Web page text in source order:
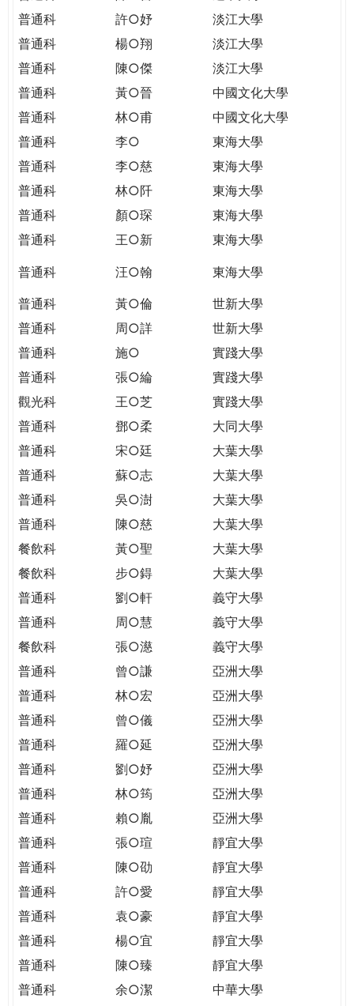
普通科
許○妤
淡江大學
普通科
楊○翔
淡江大學
普通科
陳○傑
淡江大學
普通科
黃○晉
中國文化大學
普通科
林○甫
中國文化大學
普通科
李○
東海大學
普通科
李○慈
東海大學
普通科
林○阡
東海大學
普通科
顏○琛
東海大學
普通科
王○新 東海大學
普通科 汪○翰
東海大學
普通科
黃○倫
世新大學
普通科
周○詳
世新大學
普通科
施○
實踐大學
普通科
張○綸
實踐大學
觀光科
王○芝
實踐大學
普通科
鄧○柔
大同大學
普通科
宋○廷
大葉大學
普通科
蘇○志
大葉大學
普通科
吳○澍
大葉大學
普通科
陳○慈
大葉大學
餐飲科
黃○聖
大葉大學
餐飲科
步○鍀
大葉大學
普通科
劉○軒
義守大學
普通科
周○慧
義守大學
餐飲科
張○濨
義守大學
普通科
曾○謙
亞洲大學
普通科
林○宏
亞洲大學
普通科
曾○儀
亞洲大學
普通科
羅○延
亞洲大學
普通科
劉○妤
亞洲大學
普通科
林○筠
亞洲大學
普通科
賴○胤
亞洲大學
普通科
張○瑄
靜宜大學
普通科
陳○劭
靜宜大學
普通科
許○愛
靜宜大學
普通科
袁○豪
靜宜大學
普通科
楊○宜
靜宜大學
普通科
陳○臻
靜宜大學
普通科
余○潔
中華大學